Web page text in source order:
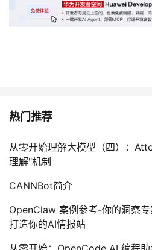
热门推荐
从零开始理解大模型（四）：
理解"机制
CANNBot简介
OpenClaw 案例参考-你的洞察
打造你的AI情报站